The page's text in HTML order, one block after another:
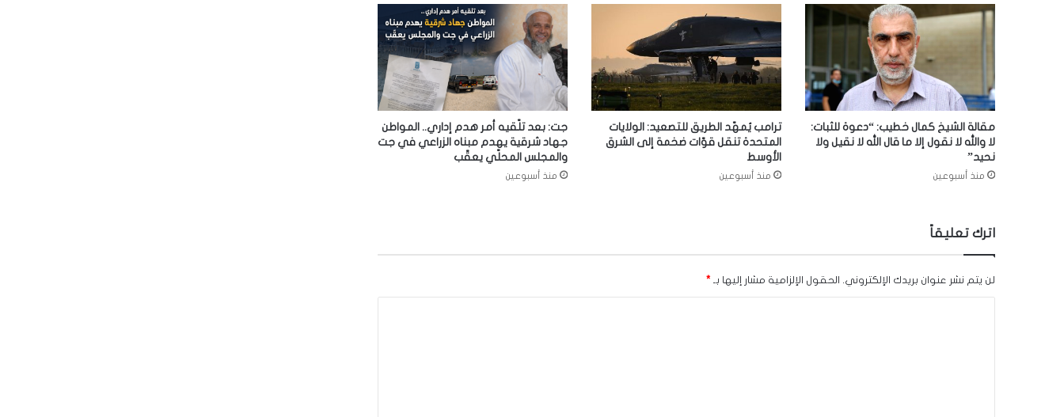
مقالة الشيخ كمال خطيب: “دعوة للثبات:
لا والله لا نقول إلا ما قال الله لا نقيل ولا
نحيد”
منذ أسبوعين
ترامب يُمهّد الطريق للتصعيد: الولايات
المتحدة تنقل قوّات ضخمة إلى الشرق
الأوسط
منذ أسبوعين
جت: بعد تلّقيه أمر هدم إداري.. المواطن
جهاد شرقية يهدم مبناه الزراعي في جت
والمجلس المحلّي يعقّب
منذ أسبوعين
اترك تعليقاً
لن يتم نشر عنوان بريدك الإلكتروني. الحقول الإلزامية مشار إليها بـ *